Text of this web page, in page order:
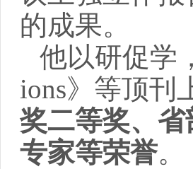
的成果。
他以研促学
ions》等顶刊
奖二等奖、
专家等荣誉。